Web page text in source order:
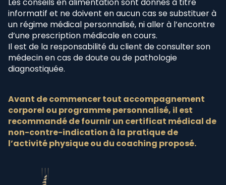
informatif et ne doivent en aucun cas se substituer à
un régime médical personnalisé, ni aller à l’encontre
d’une prescription médicale en cours.
Il est de la responsabilité du client de consulter son
médecin en cas de doute ou de pathologie
diagnostiquée.
Avant de commencer tout accompagnement
corporel ou programme personnalisé, il est
recommandé de fournir un certificat médical de
non-contre-indication à la pratique de
l’activité physique ou du coaching proposé.